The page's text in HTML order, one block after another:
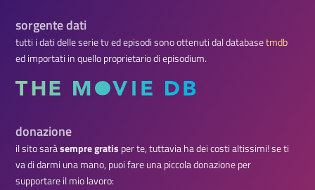
sorgente dati
tutti i dati delle serie tv ed episodi sono ottenuti dal databasetmdb
ed importati in quello proprietario di episodium.
donazione
il sito saràsempre gratis per te, tuttavia ha dei costi altissimi! se ti
va di darmi una mano, puoi fare una piccola donazione per
supportare il mio lavoro: